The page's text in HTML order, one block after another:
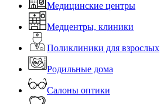
Медицинские центры
Медцентры, клиники
Поликлиники для взрослых
Родильные дома
Салоны оптики